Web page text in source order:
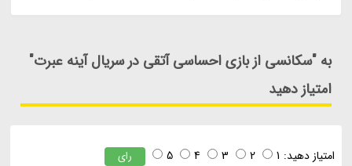
به "سکانسی از بازی احساسی آتقی در سریال آینه عبرت"
امتیاز دهید
امتیاز دهید: 1
2
3
4
5 رای